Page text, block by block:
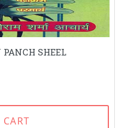
SHEEL